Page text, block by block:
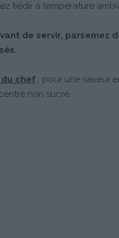
tiédir à température
de servir, parsemez
chef : pour une saveur
non sucré.